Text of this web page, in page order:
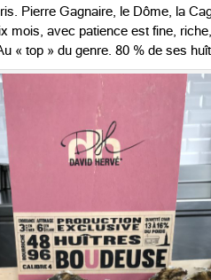
Pierre Gagnaire, le Dôme, la
mois, avec patience est fine,
« top » du genre. 80 % de ses